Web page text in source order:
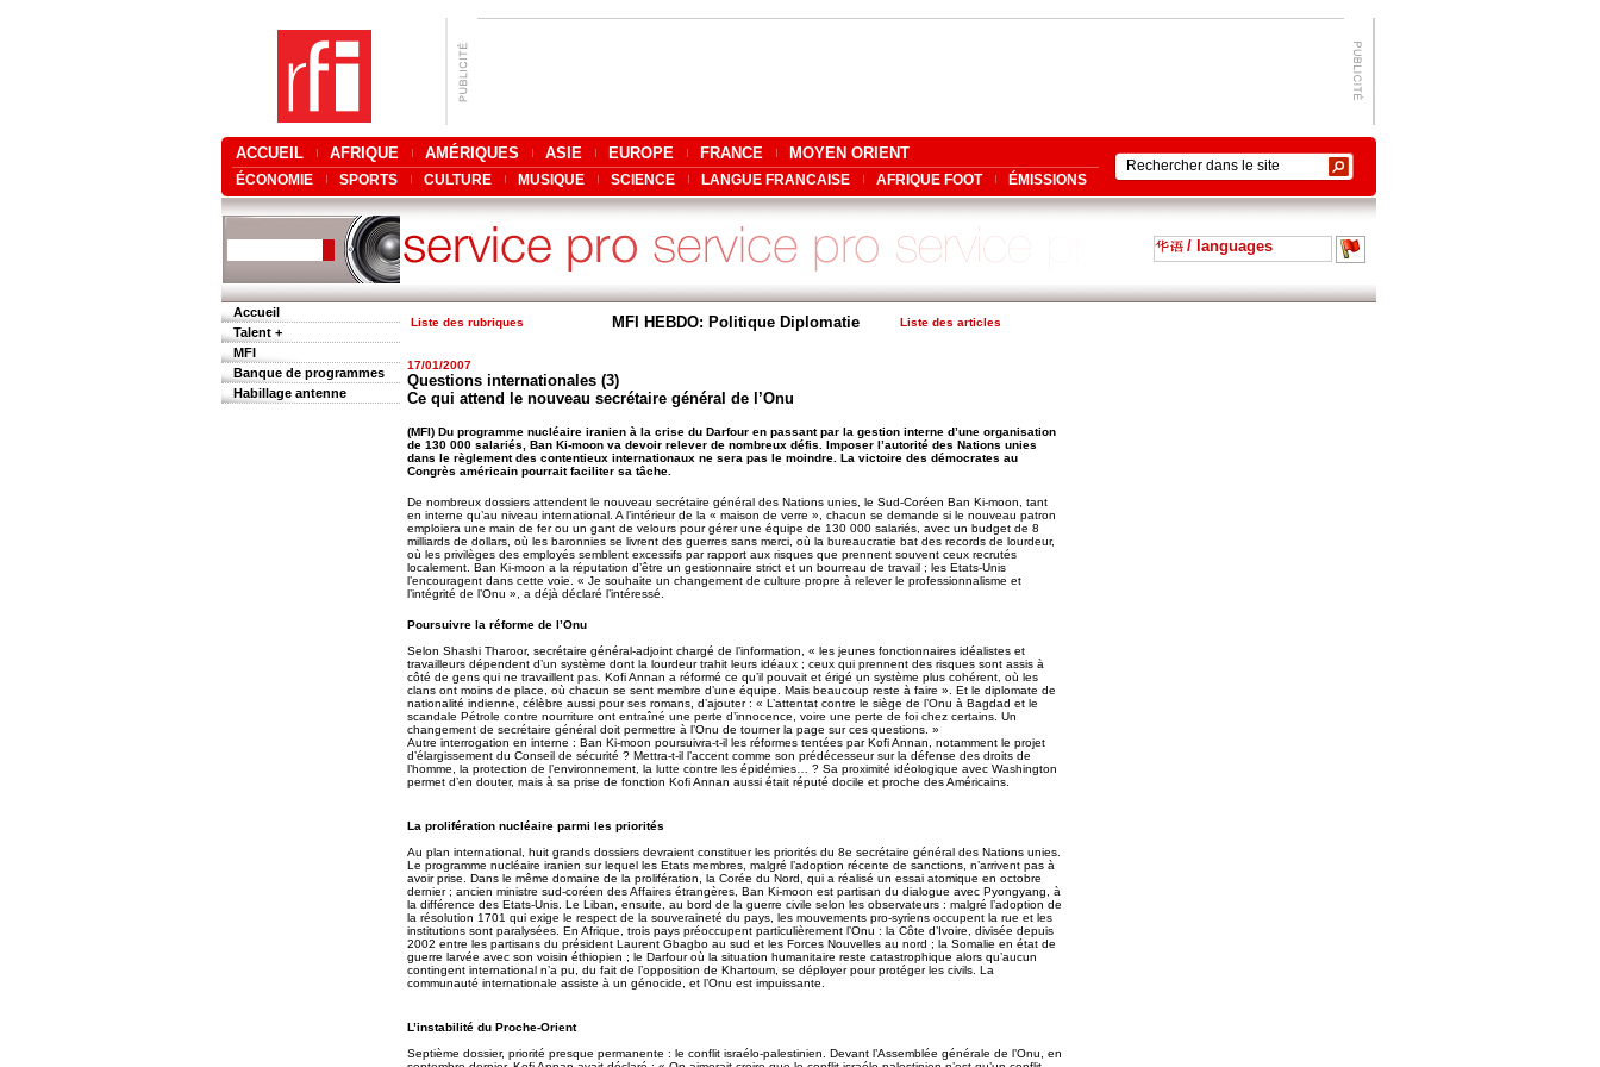
ACCUEIL AFRIQUE AMÉRIQUES ASIE EUROPE FRANCE MOYEN ORIENT
ÉCONOMIE SPORTS CULTURE MUSIQUE SCIENCE LANGUE FRANCAISE AFRIQUE FOOT ÉMISSIONS
/ languages
Accueil
Talent +
MFI
Banque de programmes
Habillage antenne
Liste des rubriques MFI HEBDO: Politique Diplomatie Liste des articles
17/01/2007
Questions internationales (3)
Ce qui attend le nouveau secrétaire général de l’Onu
(MFI) Du programme nucléaire iranien à la crise du Darfour en passant par la gestion interne d’une organisation
de 130 000 salariés, Ban Ki-moon va devoir relever de nombreux défis. Imposer l’autorité des Nations unies
dans le règlement des contentieux internationaux ne sera pas le moindre. La victoire des démocrates au
Congrès américain pourrait faciliter sa tâche.
De nombreux dossiers attendent le nouveau secrétaire général des Nations unies, le Sud-Coréen Ban Ki-moon, tant
en interne qu’au niveau international. A l’intérieur de la « maison de verre », chacun se demande si le nouveau patron
emploiera une main de fer ou un gant de velours pour gérer une équipe de 130 000 salariés, avec un budget de 8
milliards de dollars, où les baronnies se livrent des guerres sans merci, où la bureaucratie bat des records de lourdeur,
où les privilèges des employés semblent excessifs par rapport aux risques que prennent souvent ceux recrutés
localement. Ban Ki-moon a la réputation d’être un gestionnaire strict et un bourreau de travail ; les Etats-Unis
l’encouragent dans cette voie. « Je souhaite un changement de culture propre à relever le professionnalisme et
l’intégrité de l’Onu », a déjà déclaré l’intéressé.
Poursuivre la réforme de l’Onu
Selon Shashi Tharoor, secrétaire général-adjoint chargé de l’information, « les jeunes fonctionnaires idéalistes et
travailleurs dépendent d’un système dont la lourdeur trahit leurs idéaux ; ceux qui prennent des risques sont assis à
côté de gens qui ne travaillent pas. Kofi Annan a réformé ce qu’il pouvait et érigé un système plus cohérent, où les
clans ont moins de place, où chacun se sent membre d’une équipe. Mais beaucoup reste à faire ». Et le diplomate de
nationalité indienne, célèbre aussi pour ses romans, d’ajouter : « L’attentat contre le siège de l’Onu à Bagdad et le
scandale Pétrole contre nourriture ont entraîné une perte d’innocence, voire une perte de foi chez certains. Un
changement de secrétaire général doit permettre à l’Onu de tourner la page sur ces questions. »
Autre interrogation en interne : Ban Ki-moon poursuivra-t-il les réformes tentées par Kofi Annan, notamment le projet
d’élargissement du Conseil de sécurité ? Mettra-t-il l’accent comme son prédécesseur sur la défense des droits de
l’homme, la protection de l’environnement, la lutte contre les épidémies… ? Sa proximité idéologique avec Washington
permet d’en douter, mais à sa prise de fonction Kofi Annan aussi était réputé docile et proche des Américains.
La prolifération nucléaire parmi les priorités
Au plan international, huit grands dossiers devraient constituer les priorités du 8e secrétaire général des Nations unies.
Le programme nucléaire iranien sur lequel les Etats membres, malgré l’adoption récente de sanctions, n’arrivent pas à
avoir prise. Dans le même domaine de la prolifération, la Corée du Nord, qui a réalisé un essai atomique en octobre
dernier ; ancien ministre sud-coréen des Affaires étrangères, Ban Ki-moon est partisan du dialogue avec Pyongyang, à
la différence des Etats-Unis. Le Liban, ensuite, au bord de la guerre civile selon les observateurs : malgré l’adoption de
la résolution 1701 qui exige le respect de la souveraineté du pays, les mouvements pro-syriens occupent la rue et les
institutions sont paralysées. En Afrique, trois pays préoccupent particulièrement l’Onu : la Côte d’Ivoire, divisée depuis
2002 entre les partisans du président Laurent Gbagbo au sud et les Forces Nouvelles au nord ; la Somalie en état de
guerre larvée avec son voisin éthiopien ; le Darfour où la situation humanitaire reste catastrophique alors qu’aucun
contingent international n’a pu, du fait de l’opposition de Khartoum, se déployer pour protéger les civils. La
communauté internationale assiste à un génocide, et l’Onu est impuissante.
L’instabilité du Proche-Orient
Septième dossier, priorité presque permanente : le conflit israélo-palestinien. Devant l’Assemblée générale de l’Onu, en